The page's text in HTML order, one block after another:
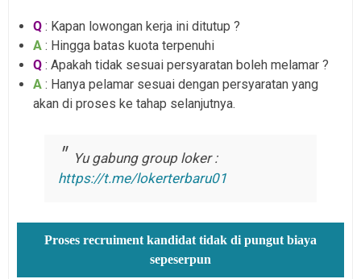
Q : Kapan lowongan kerja ini ditutup ?
A : Hingga batas kuota terpenuhi
Q : Apakah tidak sesuai persyaratan boleh melamar ?
A : Hanya pelamar sesuai dengan persyaratan yang
akan di proses ke tahap selanjutnya.
Yu gabung group loker :
https://t.me/lokerterbaru01
Proses recruiment kandidat tidak di pungut biaya
sepeserpun